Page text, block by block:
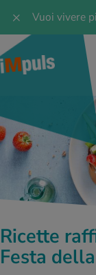
Vuoi vivere
sul tema
le ricette
ideale
alimentazione
sul tema
& Jogging
e outdoor
sul tema
per tutti i giorni
di rilassamento
Life-Balance
sul tema
della salute
per tutti i giorni
dello sport
sul tema
test e quiz
iMpuls
Ricette
Festa